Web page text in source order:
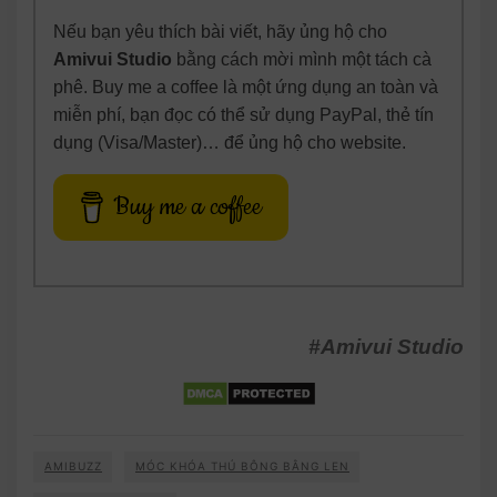
Nếu bạn yêu thích bài viết, hãy ủng hộ cho
Amivui Studio bằng cách mời mình một tách cà
phê. Buy me a coffee là một ứng dụng an toàn và
miễn phí, bạn đọc có thể sử dụng PayPal, thẻ tín
dụng (Visa/Master)… để ủng hộ cho website.
Buy me a coffee
#Amivui Studio
AMIBUZZ MÓC KHÓA THÚ BÔNG BẰNG LEN